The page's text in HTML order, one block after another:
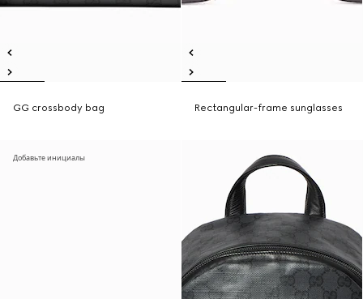
GG crossbody bag Rectangular-frame sunglasses
Добавьте инициалы